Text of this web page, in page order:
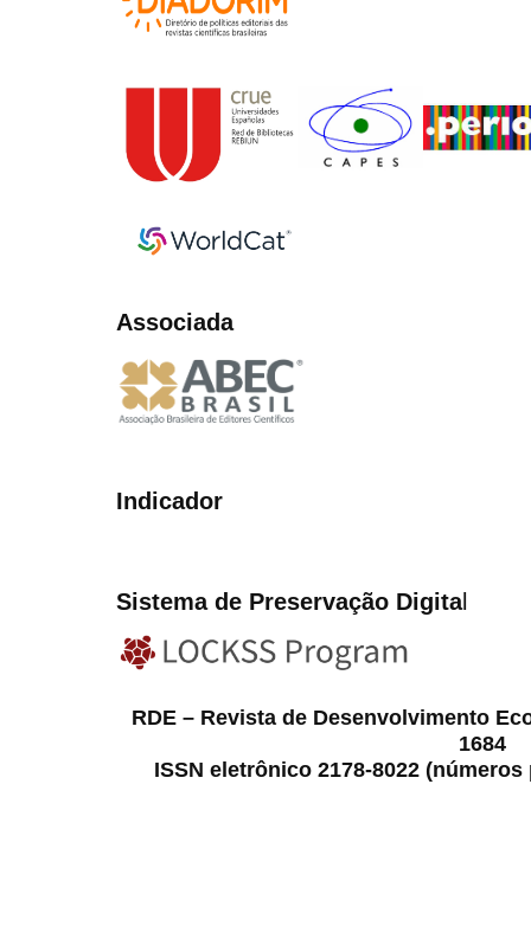
Associada
Indicador
Sistema de Preservação Digital
RDE – Revista de Desenvolvimento
1684
ISSN eletrônico 2178-8022